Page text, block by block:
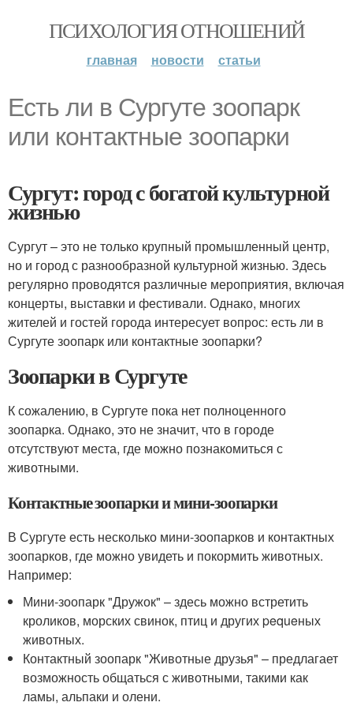
ПСИХОЛОГИЯ ОТНОШЕНИЙ
главная новости статьи
Есть ли в Сургуте зоопарк
или контактные зоопарки
Сургут: город с богатой культурной
жизнью
Сургут – это не только крупный промышленный центр,
но и город с разнообразной культурной жизнью. Здесь
регулярно проводятся различные мероприятия, включая
концерты, выставки и фестивали. Однако, многих
жителей и гостей города интересует вопрос: есть ли в
Сургуте зоопарк или контактные зоопарки?
Зоопарки в Сургуте
К сожалению, в Сургуте пока нет полноценного
зоопарка. Однако, это не значит, что в городе
отсутствуют места, где можно познакомиться с
животными.
Контактные зоопарки и мини-зоопарки
В Сургуте есть несколько мини-зоопарков и контактных
зоопарков, где можно увидеть и покормить животных.
Например:
Мини-зоопарк "Дружок" – здесь можно встретить
кроликов, морских свинок, птиц и других pequeных
животных.
Контактный зоопарк "Животные друзья" – предлагает
возможность общаться с животными, такими как
ламы, альпаки и олени.